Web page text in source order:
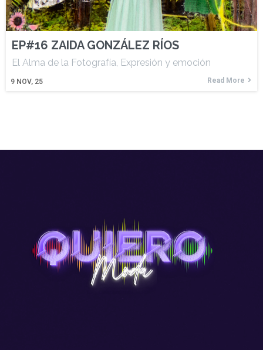
EP#16 ZAIDA GONZÁLEZ RÍOS
9 NOV, 25
El Alma de la Fotografía, Expresión y emoción
Read More